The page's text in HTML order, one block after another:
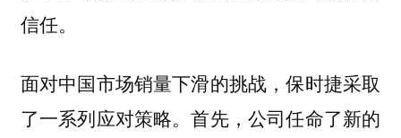
信任。
面对中国市场销量下滑的挑战，保时捷采取
了一系列应对策略。首先，公司任命了新的